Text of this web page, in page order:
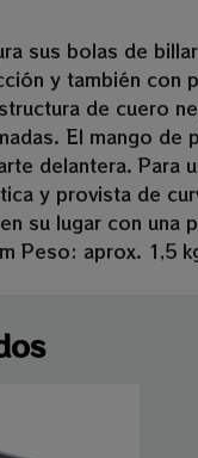
sus bolas de
y también con
de cuero
El mango de
delantera. Para
y provista de
su lugar con una
Peso: aprox. 1,5